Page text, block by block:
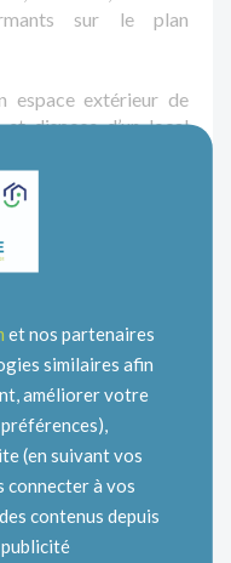
sur le plan
espace extérieur de
dispose d’un local
des places de
d’une terrasse, d’un
pas à suivre
et nos partenaires
similaires afin
améliorer votre
(en suivant vos
connecter à vos
contenus depuis